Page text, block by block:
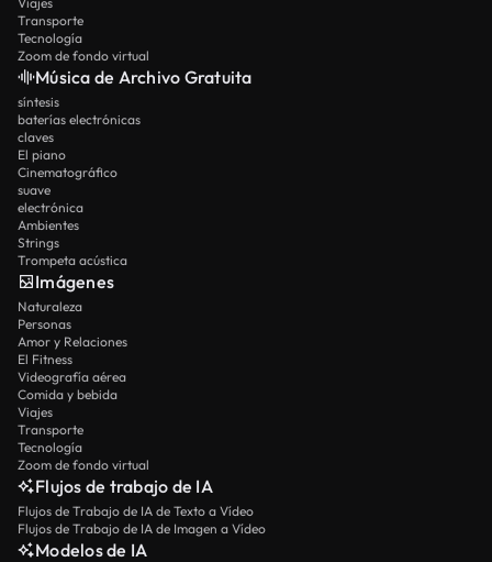
Transporte
Tecnología
Zoom de fondo virtual
Música de Archivo Gratuita
síntesis
baterías electrónicas
claves
El piano
Cinematográfico
suave
electrónica
Ambientes
Strings
Trompeta acústica
Imágenes
Naturaleza
Personas
Amor y Relaciones
El Fitness
Videografía aérea
Comida y bebida
Viajes
Transporte
Tecnología
Zoom de fondo virtual
Flujos de trabajo de IA
Flujos de Trabajo de IA de Texto a Vídeo
Flujos de Trabajo de IA de Imagen a Vídeo
Modelos de IA